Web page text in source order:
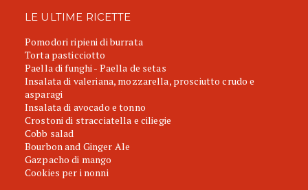
LE ULTIME RICETTE
Pomodori ripieni di burrata
Torta pasticciotto
Paella di funghi - Paella de setas
Insalata di valeriana, mozzarella, prosciutto crudo e
asparagi
Insalata di avocado e tonno
Crostoni di stracciatella e ciliegie
Cobb salad
Bourbon and Ginger Ale
Gazpacho di mango
Cookies per i nonni